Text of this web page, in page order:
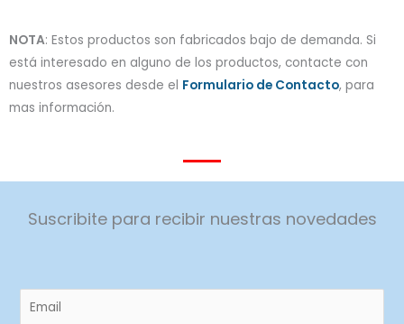
NOTA: Estos productos son fabricados bajo de demanda. Si
está interesado en alguno de los productos, contacte con
nuestros asesores desde el Formulario de Contacto, para
mas información.
Suscribite para recibir nuestras novedades